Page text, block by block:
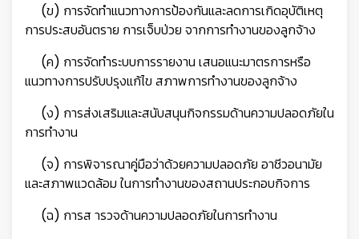
(ข) การจัดทำแนวทางการป้องกันและลดการเกิดอุบัติเหตุ
การประสบอันตราย การเจ็บป่วย จากการทำงานของลูกจ้าง
(ค) การจัดทำระบบการรายงาน เสนอแนะมาตรการหรือ
แนวทางการปรับปรุงแก้ไข สภาพการทำงานของลูกจ้าง
(ง) การส่งเสริมและสนับสนุนกิจกรรมด้านความปลอดภัยใน
การทำงาน
(จ) การพิจารณาคู่มือว่าด้วยความปลอดภัย อาชีวอนามัย
และสภาพแวดล้อม ในการทำงานของสถานประกอบกิจการ
(ฉ) การส ารวจด้านความปลอดภัยในการทำงาน